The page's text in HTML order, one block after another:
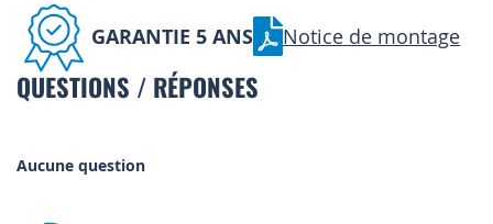
GARANTIE 5 ANS Notice de montage
QUESTIONS / RÉPONSES
Aucune question